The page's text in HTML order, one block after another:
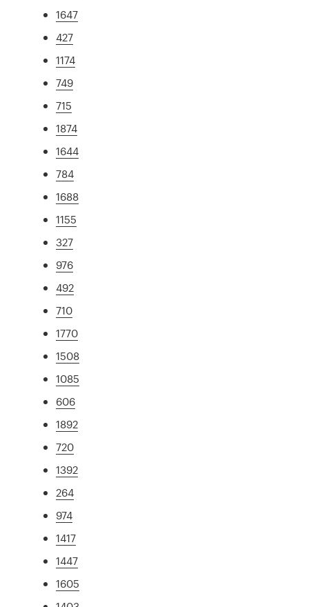
1647
427
1174
749
715
1874
1644
784
1688
1155
327
976
492
710
1770
1508
1085
606
1892
720
1392
264
974
1417
1447
1605